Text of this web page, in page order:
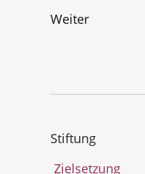
Weiter
Stiftung
Zielsetzung